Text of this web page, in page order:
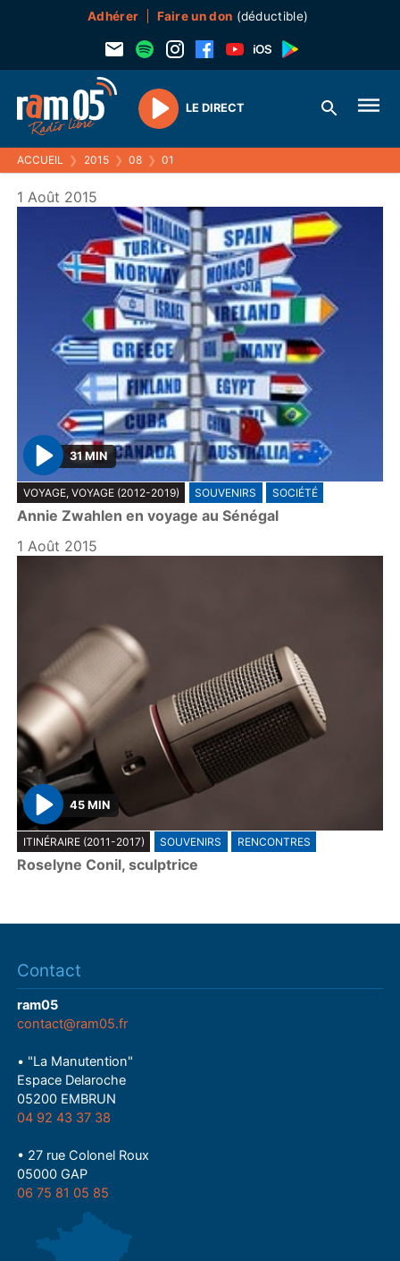
Adhérer Faire un don (déductible)
Play
LE DIRECT
ACCUEIL ❯ 2015 ❯ 08 ❯ 01
1 Août 2015
P
l
a
y
31 MIN
VOYAGE, VOYAGE (2012-2019) SOUVENIRS SOCIÉTÉ
Annie Zwahlen en voyage au Sénégal
1 Août 2015
P
l
a
45 MIN
ITINÉRAIRE (2011-2017) SOUVENIRS RENCONTRES
Roselyne Conil, sculptrice
Contact
ram05
contact@ram05.fr
• "La Manutention"
Espace Delaroche
05200 EMBRUN
04 92 43 37 38
• 27 rue Colonel Roux
05000 GAP
06 75 81 05 85